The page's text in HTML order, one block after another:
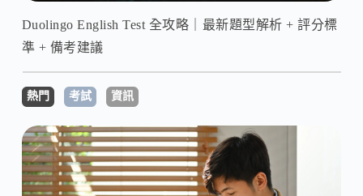
Duolingo English Test 全攻略｜最新題型解析 + 評分標
準 + 備考建議
熱門 考試 資訊